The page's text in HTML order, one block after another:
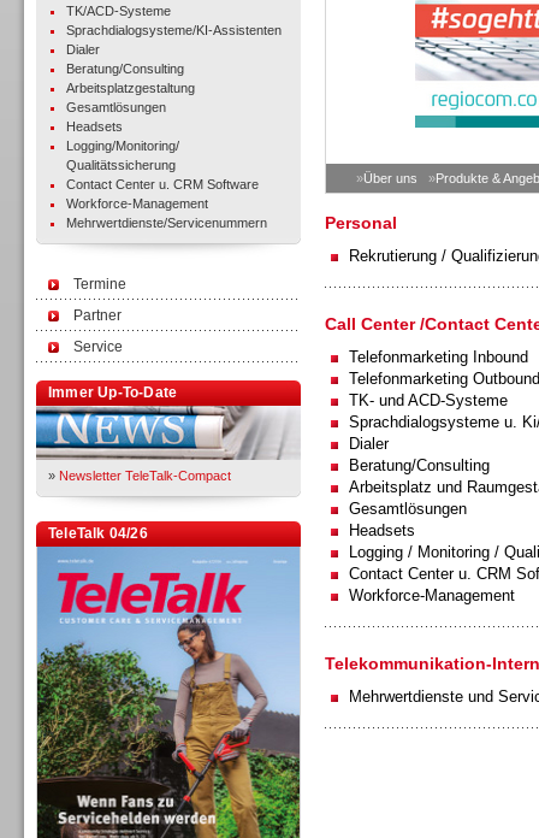
TK/ACD-Systeme
Sprachdialogsysteme/KI-Assistenten
Dialer
Beratung/Consulting
Arbeitsplatzgestaltung
Gesamtlösungen
Headsets
Logging/Monitoring/
Qualitätssicherung
Contact Center u. CRM Software
Workforce-Management
Mehrwertdienste/Servicenummern
Termine
Partner
Service
Immer Up-To-Date
» Newsletter TeleTalk-Compact
TeleTalk 04/26
»Über uns »Produkte &
Personal
Rekrutierung /
Call Center /Contact
Telefonmarketing Inbound
Telefonmarketing Outbound
TK- und ACD-Systeme
Sprachdialogsysteme u.
Dialer
Beratung/Consulting
Arbeitsplatz und
Gesamtlösungen
Headsets
Logging / Monitoring /
Contact Center u. CRM
Workforce-Management
Telekommunikation-
Mehrwertdienste und